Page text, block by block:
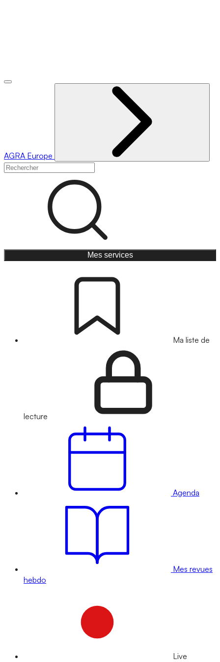
AGRA Europe
Mes services
Ma liste de
lecture
Agenda
Mes revues
hebdo
Live